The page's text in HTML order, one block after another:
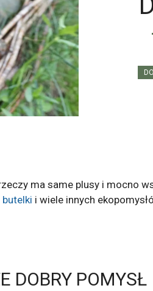
ma same plusy i mocno
i wiele innych
DOBRY POMYSŁ